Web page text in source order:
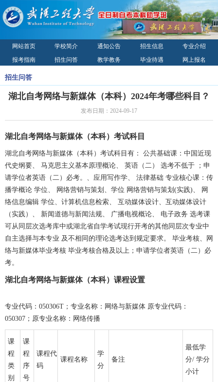
网站首页 学校简介 通知公告 招生信息
专业介绍
报考指南
招生问答 教学教务 毕业待遇
网上报名
录取查询
招生问答
湖北自考网络与新媒体（本科）2024年考哪些科目？
发布日期：2024-09-17
湖北自考网络与新媒体（本科）考试科目
湖北自考网络与新媒体（本科）考试科目有： 公共基础课：中国近现
代史纲要、 马克思主义基本原理概论、 英语（二） 选考不低于 ；申
请学位者英语（二）必考。、应用写作学、 法律基础 专业核心课：传
播学概论 学位、 网络营销与策划、学位 网络营销与策划(实践)、 网
络信息编辑 学位、计算机信息检索、 互动媒体设计、互动媒体设计
（实践）、 新闻道德与新闻法规、 广播电视概论、 电子政务 选考课
可从同层次选考库中或湖北省自学考试现行开考的其他同层次专业中
自主选择与本专业 及不相同的理论选考达到规定要求。 毕业考核、网
络与新媒体毕业考核 毕业考核合格及以上；申请学位者英语（二）必
考。
湖北自考网络与新媒体（本科）课程设置
专业代码：050306T；专业名称：网络与新媒体 原专业代码：
050307；原专业名称：网络传播
课
程
类
别
课
程
序
号
课程代
码
课程名称
学
分
备注
最低学
分/ 学分
小计